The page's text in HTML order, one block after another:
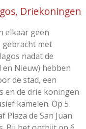
Driekoningen
elkaar geen
gebracht met
nadat de
en Nieuw) hebben
de stad, een
en de drie koningen
kamelen. Op 5
Plaza de San Juan